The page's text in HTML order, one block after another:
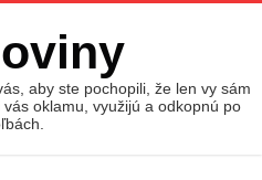
aby ste pochopili, že len vy sám
oklamu, využijú a odkopnú po